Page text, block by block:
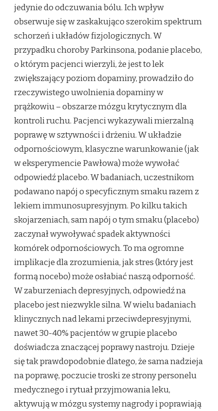
jedynie do odczuwania bólu. Ich wpływ
obserwuje się w zaskakująco szerokim spektrum
schorzeń i układów fizjologicznych. W
przypadku choroby Parkinsona, podanie placebo,
o którym pacjenci wierzyli, że jest to lek
zwiększający poziom dopaminy, prowadziło do
rzeczywistego uwolnienia dopaminy w
prążkowiu – obszarze mózgu krytycznym dla
kontroli ruchu. Pacjenci wykazywali mierzalną
poprawę w sztywności i drżeniu. W układzie
odpornościowym, klasyczne warunkowanie (jak
w eksperymencie Pawłowa) może wywołać
odpowiedź placebo. W badaniach, uczestnikom
podawano napój o specyficznym smaku razem z
lekiem immunosupresyjnym. Po kilku takich
skojarzeniach, sam napój o tym smaku (placebo)
zaczynał wywoływać spadek aktywności
komórek odpornościowych. To ma ogromne
implikacje dla zrozumienia, jak stres (który jest
formą nocebo) może osłabiać naszą odporność.
W zaburzeniach depresyjnych, odpowiedź na
placebo jest niezwykle silna. W wielu badaniach
klinycznych nad lekami przeciwdepresyjnymi,
nawet 30-40% pacjentów w grupie placebo
doświadcza znaczącej poprawy nastroju. Dzieje
się tak prawdopodobnie dlatego, że sama nadzieja
na poprawę, poczucie troski ze strony personelu
medycznego i rytuał przyjmowania leku,
aktywują w mózgu systemy nagrody i poprawiają